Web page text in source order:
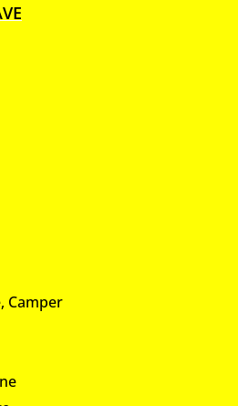
Camper